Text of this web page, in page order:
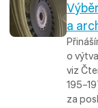
a
o
viz
za